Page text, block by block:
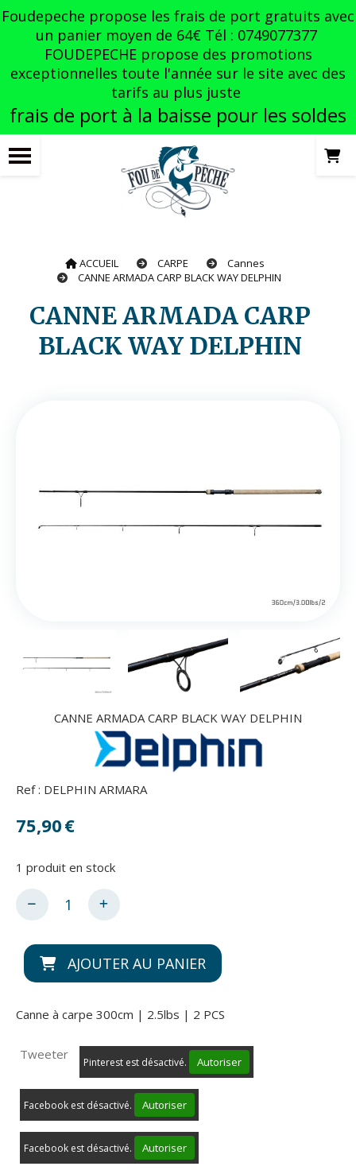
Foudepeche propose les frais de port gratuits avec
un panier moyen de 64€ Tél : 0749077377
FOUDEPECHE propose des promotions
exceptionnelles toute l'année sur le site avec des
tarifs au plus juste
frais de port à la baisse pour les soldes
ACCUEIL CARPE
Cannes
CANNE ARMADA CARP BLACK WAY DELPHIN
CANNE ARMADA CARP
BLACK WAY DELPHIN
CANNE ARMADA CARP BLACK WAY DELPHIN
Ref : DELPHIN ARMARA
75,90€
1 produit en stock
AJOUTER AU PANIER
Canne à carpe 300cm | 2.5lbs | 2 PCS
Tweeter
Pinterest est désactivé. Autoriser
Facebook est désactivé. Autoriser
Facebook est désactivé. Autoriser